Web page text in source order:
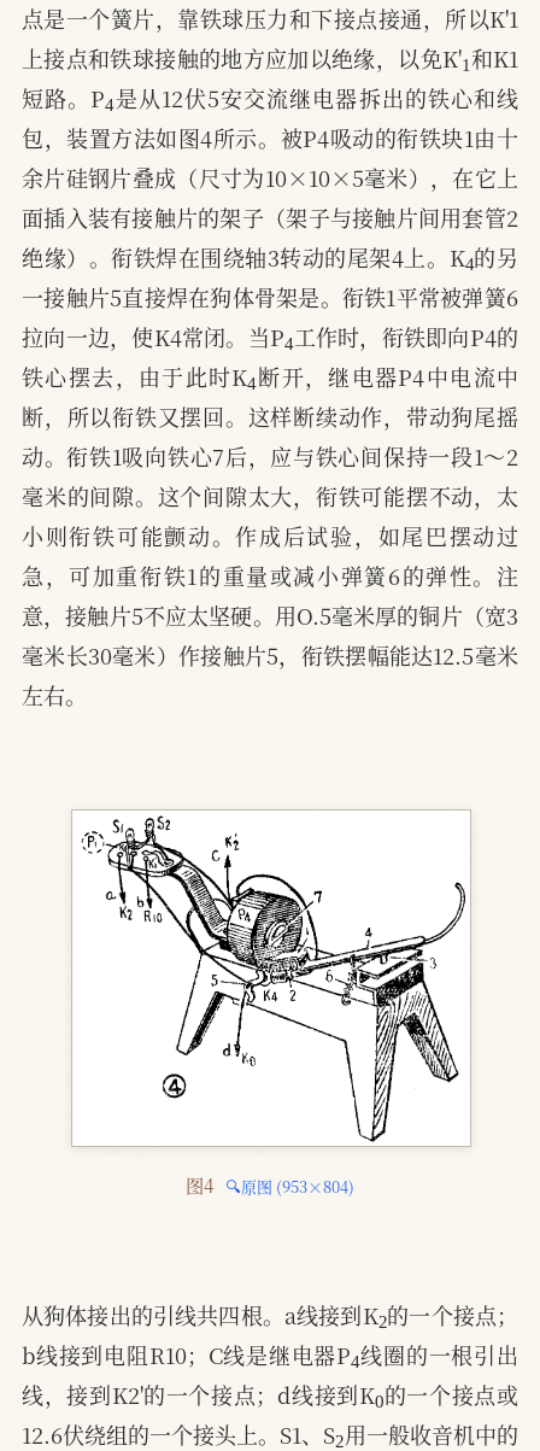
点是一个簧片，靠铁球压力和下接点接通，所以K'1
上接点和铁球接触的地方应加以绝缘，以免K'1和K1
短路。P4是从12伏5安交流继电器拆出的铁心和线
包，装置方法如图4所示。被P4吸动的衔铁块1由十
余片硅钢片叠成（尺寸为10×10×5毫米），在它上
面插入装有接触片的架子（架子与接触片间用套管2
绝缘）。衔铁焊在围绕轴3转动的尾架4上。K4的另
一接触片5直接焊在狗体骨架是。衔铁1平常被弹簧6
拉向一边，使K4常闭。当P4工作时，衔铁即向P4的
铁心摆去，由于此时K4断开，继电器P4中电流中
断，所以衔铁又摆回。这样断续动作，带动狗尾摇
动。衔铁1吸向铁心7后，应与铁心间保持一段1～2
毫米的间隙。这个间隙太大，衔铁可能摆不动，太
小则衔铁可能颤动。作成后试验，如尾巴摆动过
急，可加重衔铁1的重量或减小弹簧6的弹性。注
意，接触片5不应太坚硬。用O.5毫米厚的铜片（宽3
毫米长30毫米）作接触片5，衔铁摆幅能达12.5毫米
左右。
图4 🔍原图 (953×804)
从狗体接出的引线共四根。a线接到K 2
的一个接点；
b线接到电阻R10；C线是继电器P4线圈的一根引出
线，接到K2'的一个接点；d线接到K0的一个接点或
12.6伏绕组的一个接头上。S1、S2用一般收音机中的